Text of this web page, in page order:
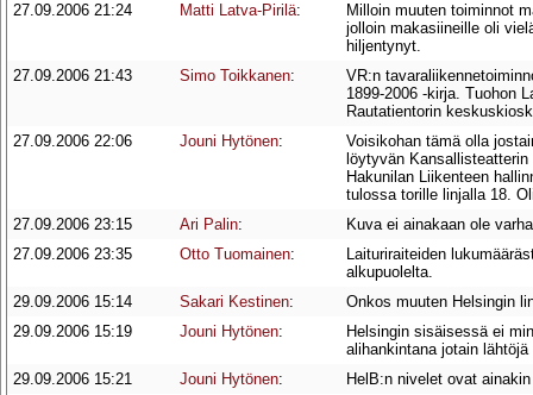
27.09.2006 21:24
Matti Latva-Pirilä:
Milloin muuten toiminnot
jolloin makasiineille oli
hiljentynyt.
27.09.2006 21:43
Simo Toikkanen:
VR:n
1899-2006 -kirja. Tuohon
Rautatientorin
27.09.2006 22:06
Jouni Hytönen:
Voisikohan tämä olla
löytyvän
Hakunilan Liikenteen
tulossa torille linjalla 18.
27.09.2006 23:15
Ari Palin:
Kuva ei ainakaan ole
27.09.2006 23:35
Otto Tuomainen:
Laituriraiteiden
alkupuolelta.
29.09.2006 15:14
Sakari Kestinen:
Onkos muuten Helsingin
29.09.2006 15:19
Jouni Hytönen:
Helsingin sisäisessä ei
alihankintana jotain
29.09.2006 15:21
Jouni Hytönen:
HelB:n nivelet ovat